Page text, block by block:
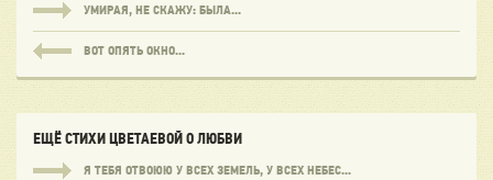
УМИРАЯ, НЕ СКАЖУ: БЫЛА...
ВОТ ОПЯТЬ ОКНО...
ЕЩЁ СТИХИ ЦВЕТАЕВОЙ О ЛЮБВИ
Я ТЕБЯ ОТВОЮЮ У ВСЕХ ЗЕМЕЛЬ, У ВСЕХ НЕБЕС...